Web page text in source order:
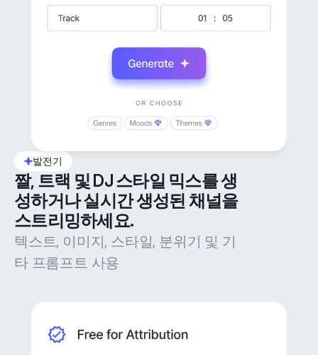
발전기
짤, 트랙 및 DJ 스타일 믹스를 생
성하거나 실시간 생성된 채널을
스트리밍하세요.
텍스트, 이미지, 스타일, 분위기 및 기
타 프롬프트 사용